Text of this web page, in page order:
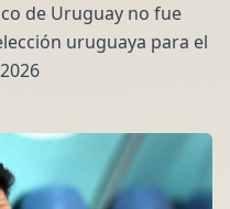
de Uruguay no fue
uruguaya para el